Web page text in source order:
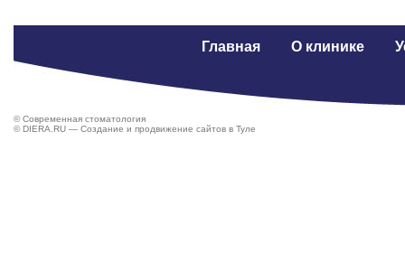
Главная О клинике
©Современная стоматология
©DIERA.RU — Создание и продвижение сайтов в Туле